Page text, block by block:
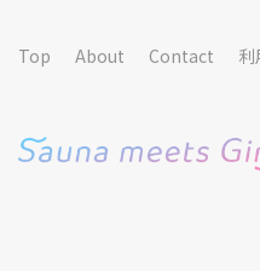
Top About Contact